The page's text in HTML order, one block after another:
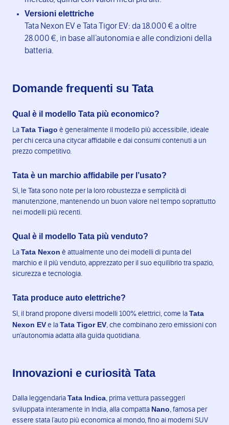
Versioni elettriche
Tata Nexon EV e Tata Tigor EV: da 18.000 € a oltre
28.000 €, in base all’autonomia e alle condizioni della
batteria.
Domande frequenti su Tata
Qual è il modello Tata più economico?
La Tata Tiago è generalmente il modello più accessibile, ideale
per chi cerca una citycar affidabile e dai consumi contenuti a un
prezzo competitivo.
Tata è un marchio affidabile per l’usato?
Sì, le Tata sono note per la loro robustezza e semplicità di
manutenzione, mantenendo un buon valore nel tempo soprattutto
nei modelli più recenti.
Qual è il modello Tata più venduto?
La Tata Nexon è attualmente uno dei modelli di punta del
marchio e il più venduto, apprezzato per il suo equilibrio tra spazio,
sicurezza e tecnologia.
Tata produce auto elettriche?
Sì, il brand propone diversi modelli 100% elettrici, come la Tata
Nexon EV e la Tata Tigor EV, che combinano zero emissioni con
un’autonomia adatta alla guida quotidiana.
Innovazioni e curiosità Tata
Dalla leggendaria Tata Indica, prima vettura passeggeri
sviluppata interamente in India, alla compatta Nano, famosa per
essere stata l’auto più economica al mondo, fino ai moderni SUV